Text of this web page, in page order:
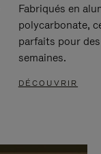
Fabriqués en
polycarbonate,
parfaits pour
semaines.
DÉCOUVRIR